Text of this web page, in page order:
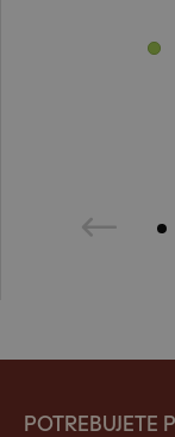
POTREBUJETE